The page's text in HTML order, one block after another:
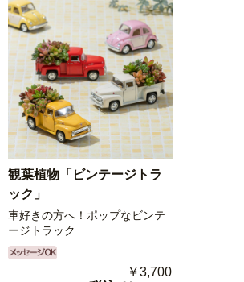
観葉植物「ビンテージトラ
ック」
車好きの方へ！ポップなビンテ
ージトラック
￥3,700